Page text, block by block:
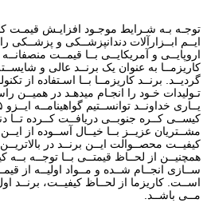
توجـه بـه شـرایط موجـود افزایـش قیمـت
ایــم ابــزارآلات دندانپزشــکی و پزشــکی
اروپایــی و آمریکایــی بــا قیمــت منصفانــه
کاریزمــا به عنوان یک برنــد عالی و
گردیــد. برنــد کاریزمــا بــا اسـتفاده از
تـولیدات خـود را انجـام میدهـد در همیــن
کیســی کــره جنوبــی دریافــت کــرده تــا
مشــتریان عزیــز بــا خیــال آســوده از
کیفیــت محصــوالت ایــن برنــد در
همچنیــن از لحــاظ قیمتــی بــا توجــه
ســازی انجــام شــده و مــواد اولیــه از
اســت. کاریزما از لحــاظ کیفیــت،
مــی باشــد.